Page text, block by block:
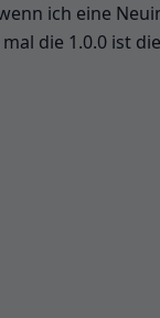
ich eine
die 1.0.0 ist